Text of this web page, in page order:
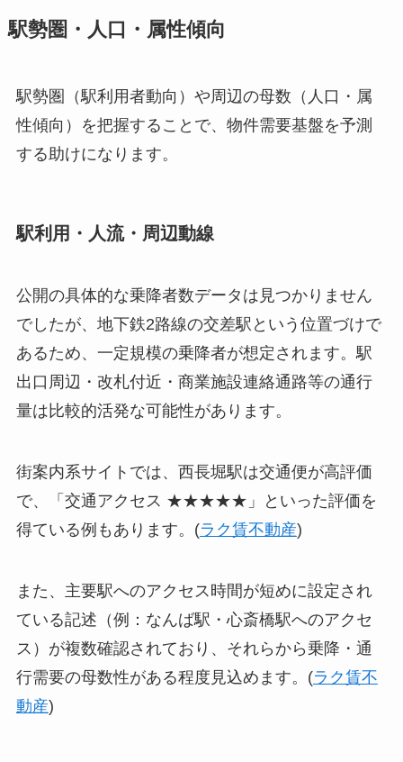
駅勢圏・人口・属性傾向
駅勢圏（駅利用者動向）や周辺の母数（人口・属
性傾向）を把握することで、物件需要基盤を予測
する助けになります。
駅利用・人流・周辺動線
公開の具体的な乗降者数データは見つかりません
でしたが、地下鉄2路線の交差駅という位置づけで
あるため、一定規模の乗降者が想定されます。駅
出口周辺・改札付近・商業施設連絡通路等の通行
量は比較的活発な可能性があります。
街案内系サイトでは、西長堀駅は交通便が高評価
で、「交通アクセス ★★★★★」といった評価を
得ている例もあります。(ラク賃不動産)
また、主要駅へのアクセス時間が短めに設定され
ている記述（例：なんば駅・心斎橋駅へのアクセ
ス）が複数確認されており、それらから乗降・通
行需要の母数性がある程度見込めます。(ラク賃不
動産)